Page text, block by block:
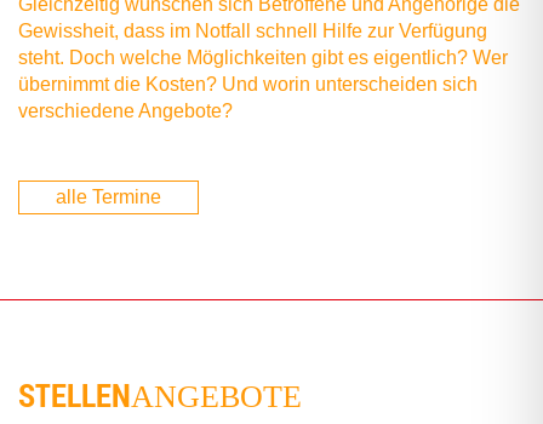
Gleichzeitig wünschen sich Betroffene und Angehörige die
Gewissheit, dass im Notfall schnell Hilfe zur Verfügung
steht. Doch welche Möglichkeiten gibt es eigentlich? Wer
übernimmt die Kosten? Und worin unterscheiden sich
verschiedene Angebote?
alle Termine
STELLENANGEBOTE